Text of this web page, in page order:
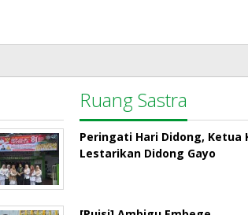
Ruang Sastra
Peringati Hari Didong, Ketua
Lestarikan Didong Gayo